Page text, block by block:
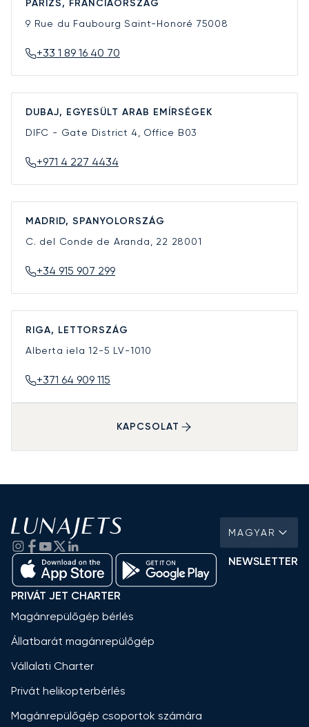
PÁRIZS, FRANCIAORSZÁG
9 Rue du Faubourg Saint-Honoré 75008
+33 1 89 16 40 70
DUBAJ, EGYESÜLT ARAB EMÍRSÉGEK
DIFC - Gate District 4, Office B03
+971 4 227 4434
MADRID, SPANYOLORSZÁG
C. del Conde de Aranda, 22 28001
+34 915 907 299
RIGA, LETTORSZÁG
Alberta iela 12-5 LV-1010
+371 64 909 115
KAPCSOLAT
MAGYAR
NEWSLETTER
PRIVÁT JET CHARTER
Magánrepülőgép bérlés
Állatbarát magánrepülőgép
Vállalati Charter
Privát helikopterbérlés
Magánrepülőgép csoportok számára